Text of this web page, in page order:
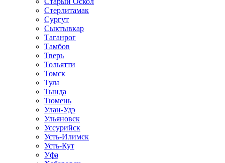
Стерлитамак
Сургут
Сыктывкар
Таганрог
Тамбов
Тверь
Тольятти
Томск
Тула
Тында
Тюмень
Улан-Удэ
Ульяновск
Уссурийск
Усть-Илимск
Усть-Кут
Уфа